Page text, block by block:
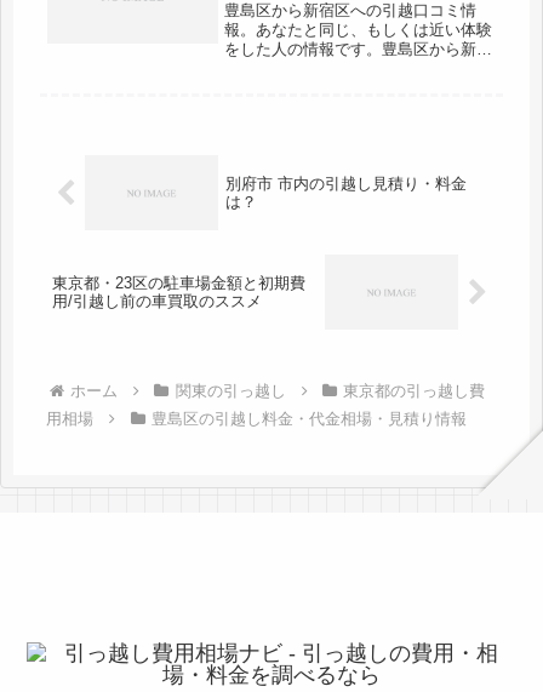
豊島区から新宿区への引越口コミ情
報。あなたと同じ、もしくは近い体験
をした人の情報です。豊島区から新宿
別府市 市内の引越し見積り・料金
は？
東京都・23区の駐車場金額と初期費
用/引越し前の車買取のススメ
ホーム 関東の引っ越し
東京都の引っ越し費
用相場
豊島区の引越し料金・代金相場・見積り情報